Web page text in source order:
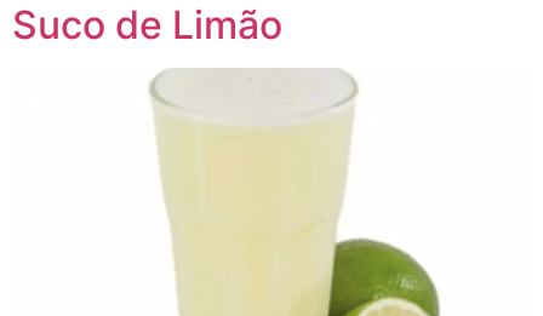
Suco de Limão